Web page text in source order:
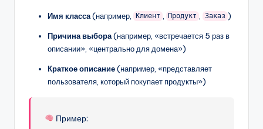
Имя класса(например, Клиент Продукт Заказ )
Причина выбора(например, «встречается 5 раз в
описании», «центрально для домена»)
Краткое описание(например, «представляет
пользователя, который покупает продукты»)
Пример: